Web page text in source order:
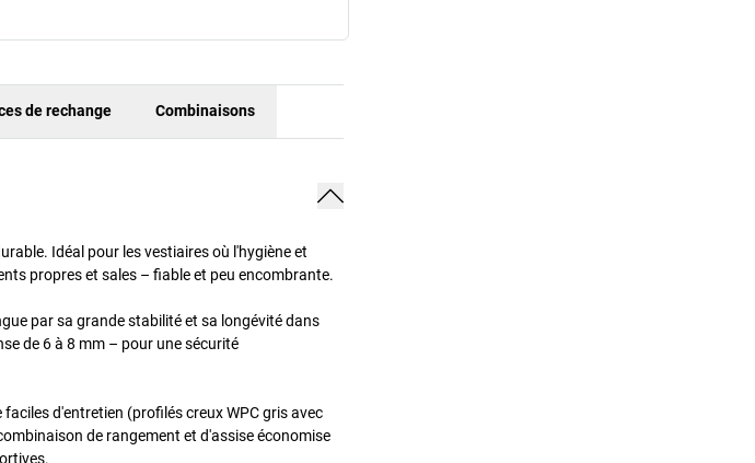
de rechange Combinaisons
Idéal pour les vestiaires où l'hygiène et
propres et sales – fiable et peu encombrante.
par sa grande stabilité et sa longévité dans
de 6 à 8 mm – pour une sécurité
d'entretien (profilés creux WPC gris avec
de rangement et d'assise économise